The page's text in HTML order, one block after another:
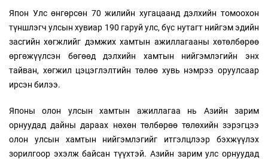
Япон Улс өнгөрсөн 70 жилийн хугацаанд дэлхийн томоохон
түншлэгч улсын хувиар 190 гаруй улс, бүс нутагт нийгэм эдийн
засгийн хөгжлийг дэмжих хамтын ажиллагааны хөтөлбөрөө
өргөжүүлсэн бөгөөд дэлхийн хамтын нийгэмлэгийн энх
тайван, хөгжил цэцэглэлтийн төлөө хувь нэмрээ оруулсаар
ирсэн билээ.
Японы олон улсын хамтын ажиллагаа нь Азийн зарим
орнуудад дайны дараах нөхөн төлбөрөө төлөхийн зэрэгцээ
олон улсын хамтын нийгэмлэгийг итгэлцлээр бэхжүүлэх
зорилгоор эхэлж байсан түүхтэй. Азийн зарим улс орнуудад